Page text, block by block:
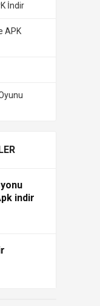
İndir
APK
indir